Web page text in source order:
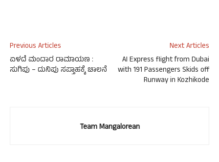
Previous Articles
ಏಳದೆ ಮಂದಾರ ರಾಮಾಯಣ :
ಸುಗಿಪು – ದುನಿಪು ಸಪ್ತಾಹಕ್ಕೆ ಚಾಲನೆ
Next Articles
AI Express flight from Dubai
with 191 Passengers Skids off
Runway in Kozhikode
Team Mangalorean